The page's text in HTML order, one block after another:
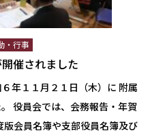
・行事
催されました
年１１月２１日（木）に 附属
役員会では、会務報告・年賀
会員名簿や支部役員名簿及び